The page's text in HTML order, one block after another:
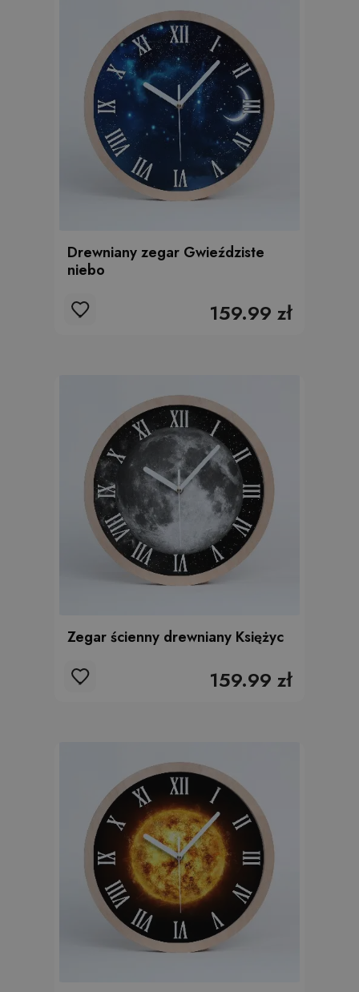
Drewniany zegar Gwieździste
niebo
159.99 zł
Zegar ścienny drewniany Księżyc
159.99 zł